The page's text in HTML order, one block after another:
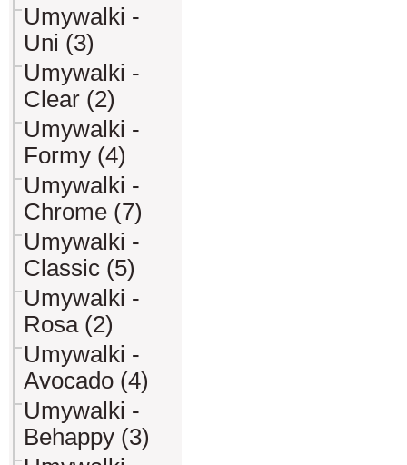
Umywalki -
Uni (3)
Umywalki -
Clear (2)
Umywalki -
Formy (4)
Umywalki -
Chrome (7)
Umywalki -
Classic (5)
Umywalki -
Rosa (2)
Umywalki -
Avocado (4)
Umywalki -
Behappy (3)